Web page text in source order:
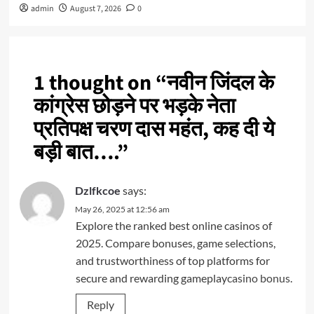
admin August 7, 2026 0
1 thought on “नवीन जिंदल के
कांग्रेस छोड़ने पर भड़के नेता
प्रतिपक्ष चरण दास महंत, कह दी ये
बड़ी बात….”
Dzlfkcoe says:
May 26, 2025 at 12:56 am
Explore the ranked best online casinos of
2025. Compare bonuses, game selections,
and trustworthiness of top platforms for
secure and rewarding gameplaycasino bonus.
Reply